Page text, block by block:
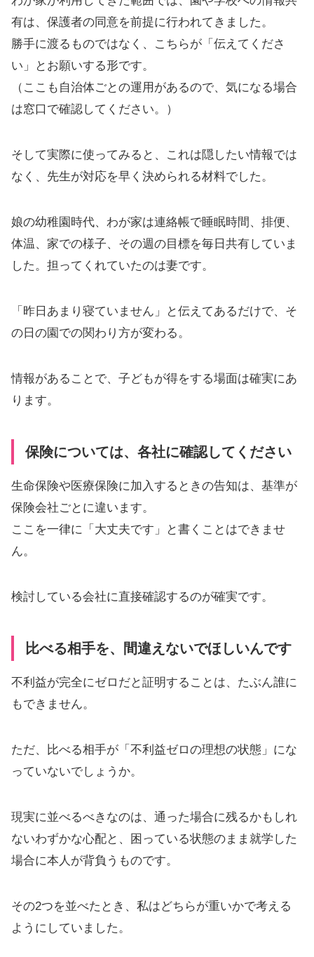
有は、保護者の同意を前提に行われてきました。
勝手に渡るものではなく、こちらが「伝えてくださ
い」とお願いする形です。
（ここも自治体ごとの運用があるので、気になる場合
は窓口で確認してください。）
そして実際に使ってみると、これは隠したい情報では
なく、先生が対応を早く決められる材料でした。
娘の幼稚園時代、わが家は連絡帳で睡眠時間、排便、
体温、家での様子、その週の目標を毎日共有していま
した。担ってくれていたのは妻です。
「昨日あまり寝ていません」と伝えてあるだけで、そ
の日の園での関わり方が変わる。
情報があることで、子どもが得をする場面は確実にあ
ります。
保険については、各社に確認してください
生命保険や医療保険に加入するときの告知は、基準が
保険会社ごとに違います。
ここを一律に「大丈夫です」と書くことはできませ
ん。
検討している会社に直接確認するのが確実です。
比べる相手を、間違えないでほしいんです
不利益が完全にゼロだと証明することは、たぶん誰に
もできません。
ただ、比べる相手が「不利益ゼロの理想の状態」にな
っていないでしょうか。
現実に並べるべきなのは、通った場合に残るかもしれ
ないわずかな心配と、困っている状態のまま就学した
場合に本人が背負うものです。
その2つを並べたとき、私はどちらが重いかで考える
ようにしていました。